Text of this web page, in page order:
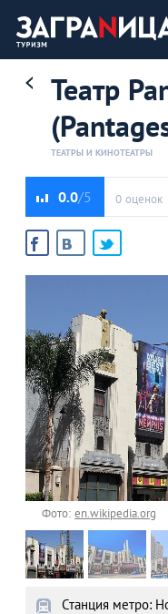
Театр
ТЕАТРЫ И КИНОТЕАТРЫ
0.0 0 оценок
Фото:en.wikipedia.org
Станция метро: